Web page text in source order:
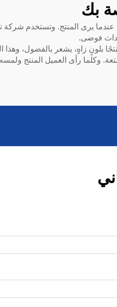
بك
يرى المنتج. وتستخدم شركة
فوضى.
بلونٍ زاهٍ، يشعر بالفضول، وهذا
وكلما رأى العميل المنتج